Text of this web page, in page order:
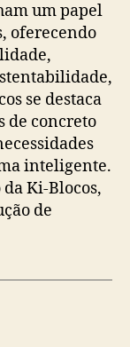
um papel
oferecendo
se destaca
de concreto
inteligente.
Ki-Blocos,
de